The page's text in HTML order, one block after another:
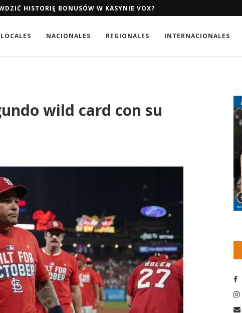
HISTORIĘ BONUSÓW W KASYNIE VOX?
LOCALES NACIONALES REGIONALES INTERNACIONALES
wild card con su